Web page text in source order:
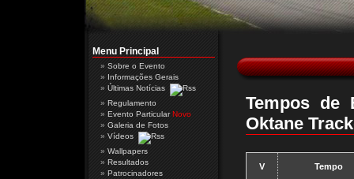
Tempos
Oktane
V Tempo
Menu Principal
Sobre o Evento
Informações Gerais
Últimas Notícias
Regulamento
Evento ParticularNovo
Galeria de Fotos
Vídeos
Wallpapers
Resultados
Patrocinadores